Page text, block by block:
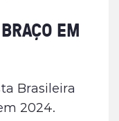
EM
Brasileira
2024.